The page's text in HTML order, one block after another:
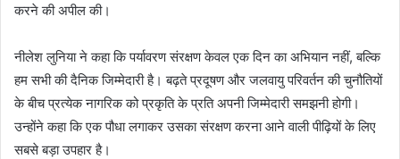
करने की अपील की।
नीलेश लुनिया ने कहा कि पर्यावरण संरक्षण केवल एक दिन का अभियान नहीं, बल्कि
हम सभी की दैनिक जिम्मेदारी है। बढ़ते प्रदूषण और जलवायु परिवर्तन की चुनौतियों
के बीच प्रत्येक नागरिक को प्रकृति के प्रति अपनी जिम्मेदारी समझनी होगी।
उन्होंने कहा कि एक पौधा लगाकर उसका संरक्षण करना आने वाली पीढ़ियों के लिए
सबसे बड़ा उपहार है।